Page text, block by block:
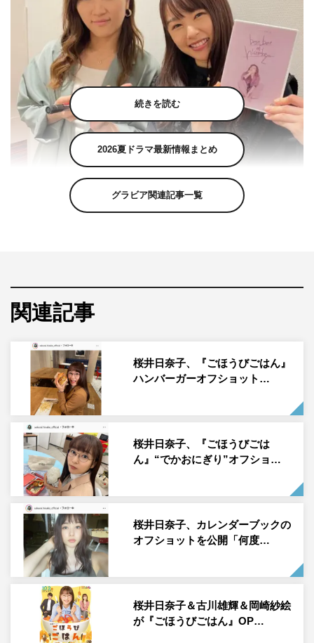
女優の桜井日奈子が10月11日（月）に自身のInstagramを
更新し、写真を公開した。
桜井は「テレ朝「激レアさんを連れてきた。」に出演させ
ていただきます！ なんと、ヒコロヒーさんとご一緒させ
ていただきました うれしいうれしいうれしい！！ ラジ
オも好きで聴いていたので、ヒコロヒーさんの声が間隣か
たテンション上がって浮かれっぱなしの日でした。」のコ
メントとともに、ヒコロヒーとの2ショットを投稿した。
この投稿にフォロワーからは「やったー！楽しみ♪ ヒコさ
ん日奈子ちゃんのラジオもいつか聞いてみたいな♪」「日
奈子ちゃん好きな芸人さんに会えてよかったね～」「嬉し
そう」「ヒコロヒーさんの声好き！ひなちゃん良かった
ね」「おふたりとも素敵です」などのコメントが寄せられ
ている。
桜井日奈子公式Instagram：
https://www.instagram.com/sakurai.hinako_official/
続きを読む
2026夏ドラマ最新情報まとめ
グラビア関連記事一覧
関連記事
桜井日奈子、『ごほうびごはん』
ハンバーガーオフショット…
桜井日奈子、『ごほうびごは
ん』“でかおにぎり”オフショ…
桜井日奈子、カレンダーブックの
オフショットを公開「何度…
桜井日奈子＆古川雄輝＆岡崎紗絵
が『ごほうびごはん』OP…